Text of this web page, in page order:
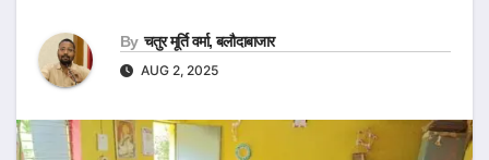
By चतुर मूर्ति वर्मा, बलौदाबाजार
AUG 2, 2025